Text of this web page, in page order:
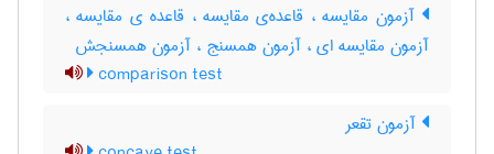
آزمون مقایسه ، قاعده‌ی مقایسه ، قاعده ی مقایسه ،
آزمون مقایسه ای ، آزمون همسنج ، آزمون همسنجش
comparison test
آزمون تقعر